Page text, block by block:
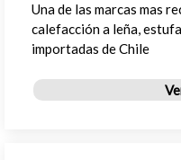
Una de las marcas mas
calefacción a leña,
importadas de Chile